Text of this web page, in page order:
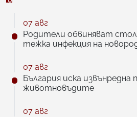
07 авг
Родители обвиняват
тежка инфекция на
07 авг
България иска
животновъдите
07 авг